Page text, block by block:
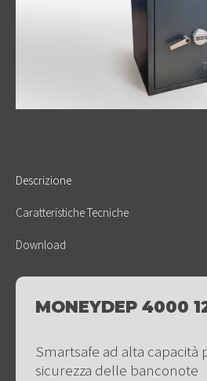
Descrizione
Caratteristiche Tecniche
Download
MONEYDEP 4000
Smartsafe ad alta capacità
sicurezza delle banconote